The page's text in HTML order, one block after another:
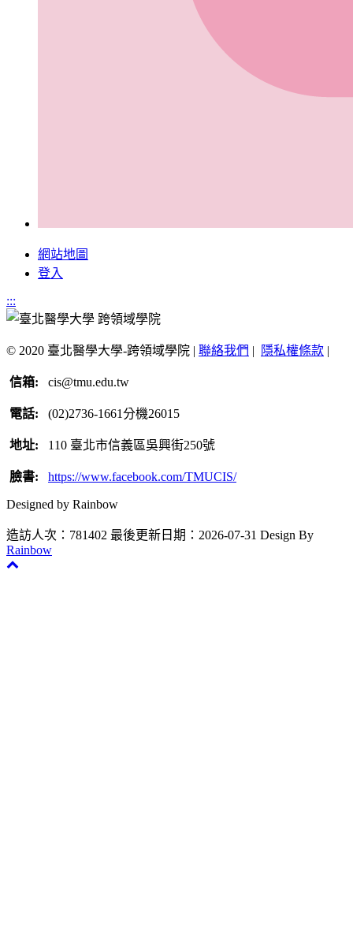
網站地圖
登入
:::
© 2020 臺北醫學大學-跨領域學院 | 聯絡我們 | 隱私權條款 |
信箱: cis@tmu.edu.tw
電話: (02)2736-1661分機26015
地址: 110 臺北市信義區吳興街250號
臉書: https://www.facebook.com/TMUCIS/
Designed by Rainbow
造訪人次：781402 最後更新日期：2026-07-31 Design By
Rainbow